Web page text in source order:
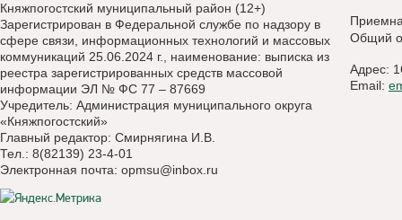
Княжпогостский муниципальный район (12+)
Зарегистрирован в Федеральной службе по надзору в
сфере связи, информационных технологий и массовых
коммуникаций 25.06.2024 г., наименование: выписка из
реестра зарегистрированных средств массовой
информации ЭЛ № ФС 77 – 87669
Учредитель: Администрация муниципального округа
«Княжпогостский»
Главный редактор: Смирнягина И.В.
Тел.: 8(82139) 23-4-01
Электронная почта: opmsu@inbox.ru
Общий
Адрес:
Email: